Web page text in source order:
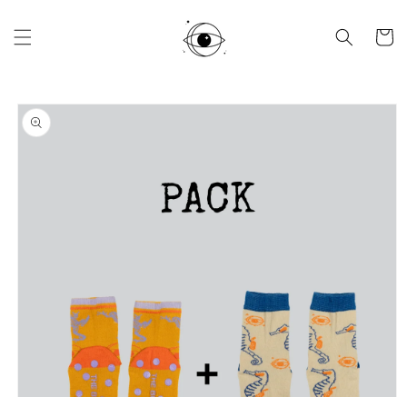
al contenido
Carrito
directamente
a la
información